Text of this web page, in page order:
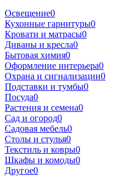
Освещение0
Кухонные гарнитуры0
Кровати и матрасы0
Диваны и кресла0
Бытовая химия0
Оформление интерьера0
Охрана и сигнализации0
Подставки и тумбы0
Посуда0
Растения и семена0
Сад и огород0
Садовая мебель0
Столы и стулья0
Текстиль и ковры0
Шкафы и комоды0
Другое0